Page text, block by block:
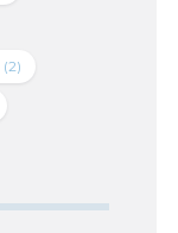
(2)